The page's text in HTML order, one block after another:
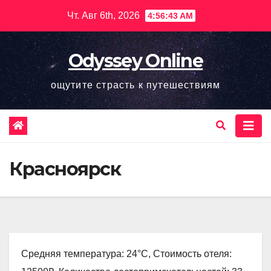
содержимому
Чт. Авг 6th, 2026 4:56:44 AM
Odyssey Online
ощутите страсть к путешествиям
Красноярск
Средняя температура: 24°C, Стоимость отеля: